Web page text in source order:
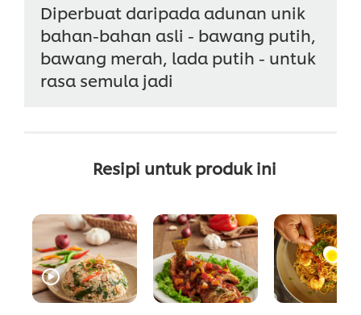
Diperbuat daripada adunan unik
bahan-bahan asli - bawang putih,
bawang merah, lada putih - untuk
rasa semula jadi
Resipi untuk produk ini